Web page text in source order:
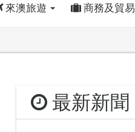
來澳旅遊 商務及貿易
最新新聞